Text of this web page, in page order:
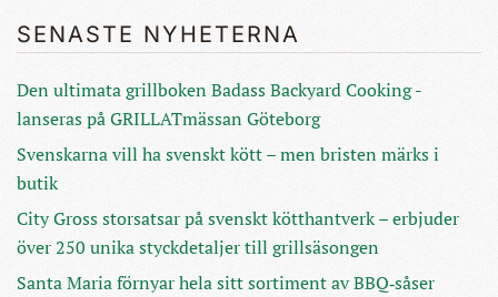
SENASTE NYHETERNA
Den ultimata grillboken Badass Backyard Cooking -
lanseras på GRILLATmässan Göteborg
Svenskarna vill ha svenskt kött – men bristen märks i
butik
City Gross storsatsar på svenskt kötthantverk – erbjuder
över 250 unika styckdetaljer till grillsäsongen
Santa Maria förnyar hela sitt sortiment av BBQ‑såser